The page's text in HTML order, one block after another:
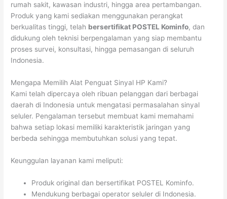
rumah sakit, kawasan industri, hingga area pertambangan.
Produk yang kami sediakan menggunakan perangkat
berkualitas tinggi, telah bersertifikat POSTEL Kominfo, dan
didukung oleh teknisi berpengalaman yang siap membantu
proses survei, konsultasi, hingga pemasangan di seluruh
Indonesia.
Mengapa Memilih Alat Penguat Sinyal HP Kami?
Kami telah dipercaya oleh ribuan pelanggan dari berbagai
daerah di Indonesia untuk mengatasi permasalahan sinyal
seluler. Pengalaman tersebut membuat kami memahami
bahwa setiap lokasi memiliki karakteristik jaringan yang
berbeda sehingga membutuhkan solusi yang tepat.
Keunggulan layanan kami meliputi:
Produk original dan bersertifikat POSTEL Kominfo.
Mendukung berbagai operator seluler di Indonesia.